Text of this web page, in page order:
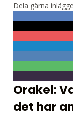
Dela gärna
Orakel:
det har